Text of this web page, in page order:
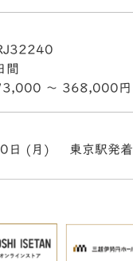
間
〜 368,000円
日 (月) 東京駅発着